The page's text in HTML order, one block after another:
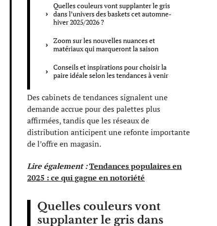
Quelles couleurs vont supplanter le gris
dans l’univers des baskets cet automne-
hiver 2025/2026 ?
Zoom sur les nouvelles nuances et
matériaux qui marqueront la saison
Conseils et inspirations pour choisir la
paire idéale selon les tendances à venir
Des cabinets de tendances signalent une
demande accrue pour des palettes plus
affirmées, tandis que les réseaux de
distribution anticipent une refonte importante
de l’offre en magasin.
Lire également :Tendances populaires en
2025 : ce qui gagne en notoriété
Quelles couleurs vont
supplanter le gris dans